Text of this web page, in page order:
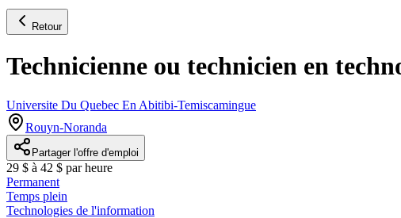
Retour
Technicienne ou technicien en
Universite Du Quebec En Abitibi-Temiscamingue
Rouyn-Noranda
Partager l'offre d'emploi
29 $ à 42 $ par heure
Permanent
Temps plein
Technologies de l'information